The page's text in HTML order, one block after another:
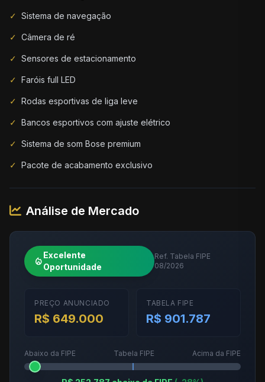
✓ Sistema de navegação
✓ Câmera de ré
✓ Sensores de estacionamento
✓ Faróis full LED
✓ Rodas esportivas de liga leve
✓ Bancos esportivos com ajuste elétrico
✓ Sistema de som Bose premium
✓ Pacote de acabamento exclusivo
Análise de Mercado
local_fire_department
Excelente
Oportunidade
Ref. Tabela FIPE
08/2026
PREÇO ANUNCIADO
R$ 649.000
TABELA FIPE
R$ 901.787
Abaixo da FIPE Tabela FIPE Acima da FIPE